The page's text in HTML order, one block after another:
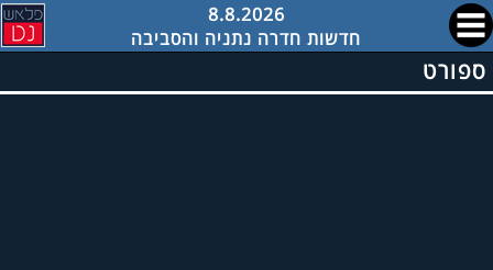
8.8.2026
חדשות חדרה נתניה והסביבה
ספורט